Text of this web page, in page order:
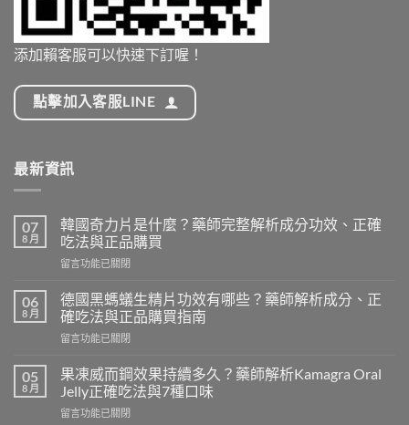
添加賴客服可以快速下訂喔！
點擊加入客服LINE
最新資訊
07
8 月
韓國奇力片是什麼？藥師完整解析成分功效、正確
吃法與正品購買
在
國
奇
力
片
什
麼？
師
留言功能已關閉
06
8 月
德國黑螞蟻生精片功效有哪些？藥師解析成分、正
確吃法與正品購買指南
在
國
黑
螞
蟻
留言功能已關閉
05
8 月
果凍威而鋼效果持續多久？藥師解析Kamagra Oral
Jelly正確吃法與7種口味
在
留言功能已關閉